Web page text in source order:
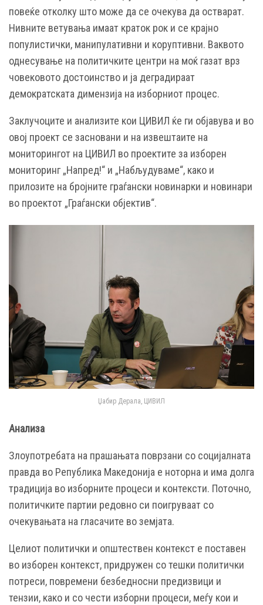
повеќе отколку што може да се очекува да остварат.
Нивните ветувања имаат краток рок и се крајно
популистички, манипулативни и коруптивни. Ваквото
однесување на политичките центри на моќ газат врз
човековото достоинство и ја деградираат
демократската димензија на изборниот процес.
Заклучоците и анализите кои ЦИВИЛ ќе ги објавува и во
овој проект се засновани и на извештаите на
мониторингот на ЦИВИЛ во проектите за изборен
мониторинг „Напред!“ и „Набљудуваме“, како и
прилозите на бројните граѓански новинарки и новинари
во проектот „Граѓански објектив“.
Џабир Дерала, ЦИВИЛ
Анализа
Злоупотребата на прашањата поврзани со социјалната
правда во Република Македонија е ноторна и има долга
традиција во изборните процеси и контексти. Поточно,
политичките партии редовно си поигруваат со
очекувањата на гласачите во земјата.
Целиот политички и општествен контекст е поставен
во изборен контекст, придружен со тешки политички
потреси, повремени безбедносни предизвици и
тензии, како и со чести изборни процеси, меѓу кои и